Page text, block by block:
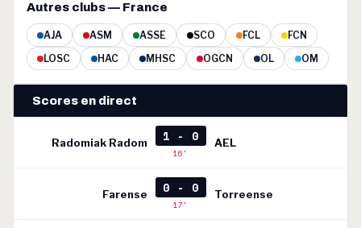
Autres clubs — France
AJA ASM ASSE SCO FCL
FCN
LOSC
HAC MHSC OGCN OL OM
Scores en direct
Radomiak Radom 1 - 0
16'
AEL
Farense 0 - 0
17'
Torreense